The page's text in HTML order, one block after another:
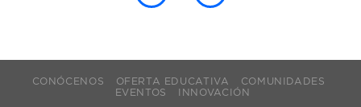
CONÓCENOS OFERTA EDUCATIVA
COMUNIDADES
EVENTOS
INNOVACIÓN